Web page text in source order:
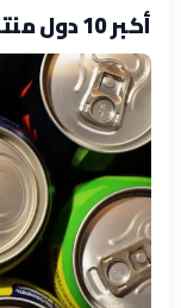
أكبر 10 دول منتجة للألومنيوم في العالم 2023